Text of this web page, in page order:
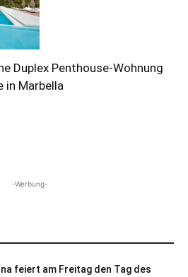
Duplex Penthouse-Wohnung
in Marbella
-Werbung-
feiert am Freitag den Tag des